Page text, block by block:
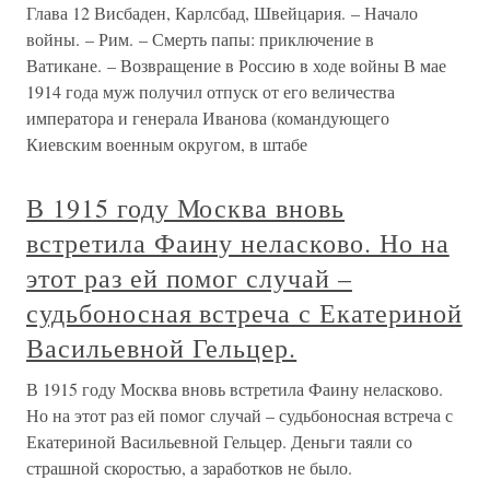
Глава 12 Висбаден, Карлсбад, Швейцария. – Начало
войны. – Рим. – Смерть папы: приключение в
Ватикане. – Возвращение в Россию в ходе войны В мае
1914 года муж получил отпуск от его величества
императора и генерала Иванова (командующего
Киевским военным округом, в штабе
В 1915 году Москва вновь
встретила Фаину неласково. Но на
этот раз ей помог случай –
судьбоносная встреча с Екатериной
Васильевной Гельцер.
В 1915 году Москва вновь встретила Фаину неласково.
Но на этот раз ей помог случай – судьбоносная встреча с
Екатериной Васильевной Гельцер. Деньги таяли со
страшной скоростью, а заработков не было.